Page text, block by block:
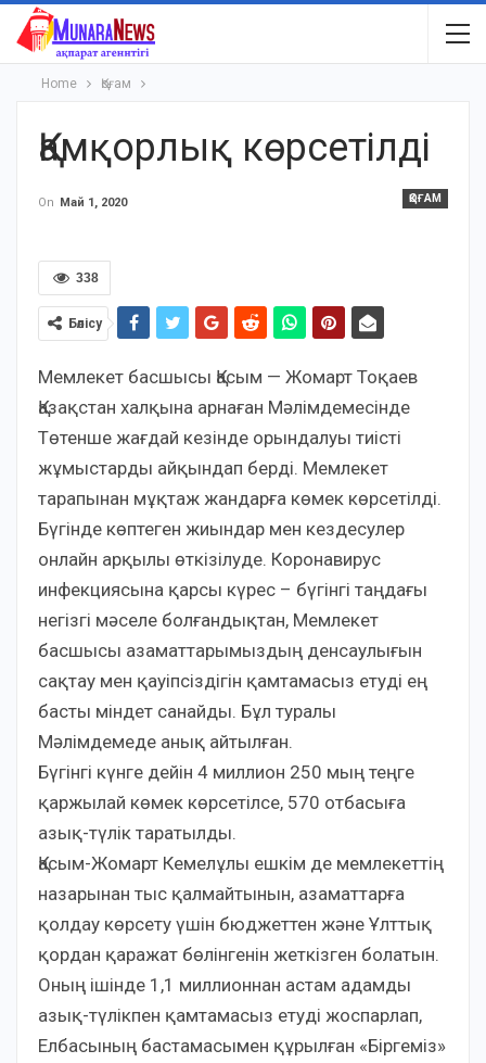
Home Қоғам
Қамқорлық көрсетілді
ҚОҒАМ
On Май 1, 2020
338
Бөлісу
Мемлекет басшысы Қасым — Жомарт Тоқаев
Қазақстан халқына арнаған Мәлімдемесінде
Төтенше жағдай кезінде орындалуы тиісті
жұмыстарды айқындап бердi. Мемлекет
тарапынан мұқтаж жандарға көмек көрсетiлдi.
Бүгінде көптеген жиындар мен кездесулер
онлайн арқылы өткізілуде. Коронавирус
инфекциясына қарсы күрес – бүгінгі таңдағы
негізгі мәселе болғандықтан, Мемлекет
басшысы азаматтарымыздың денсаулығын
сақтау мен қауіпсіздігін қамтамасыз етуді ең
басты міндет санайды. Бұл туралы
Мәлімдемеде анық айтылған.
Бүгінгі күнге дейін 4 миллион 250 мың теңге
қаржылай көмек көрсетілсе, 570 отбасыға
азық-түлік таратылды.
Қасым-Жомарт Кемелұлы ешкім де мемлекеттің
назарынан тыс қалмайтынын, азаматтарға
қолдау көрсету үшін бюджеттен және Ұлттық
қордан қаражат бөлінгенін жеткізген болатын.
Оның ішінде 1,1 миллионнан астам адамды
азық-түлікпен қамтамасыз етуді жоспарлап,
Елбасының бастамасымен құрылған «Біргеміз»